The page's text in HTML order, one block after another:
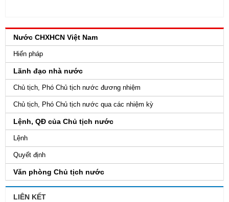
Nước CHXHCN Việt Nam
Hiến pháp
Lãnh đạo nhà nước
Chủ tịch, Phó Chủ tịch nước đương nhiệm
Chủ tịch, Phó Chủ tịch nước qua các nhiệm kỳ
Lệnh, QĐ của Chủ tịch nước
Lệnh
Quyết định
Văn phòng Chủ tịch nước
LIÊN KẾT